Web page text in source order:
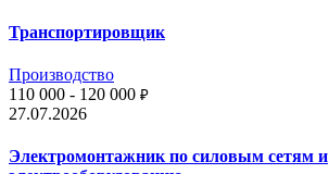
Транспортировщик
Производство
110 000 - 120 000 ₽
27.07.2026
Электромонтажник по силовым сетям и